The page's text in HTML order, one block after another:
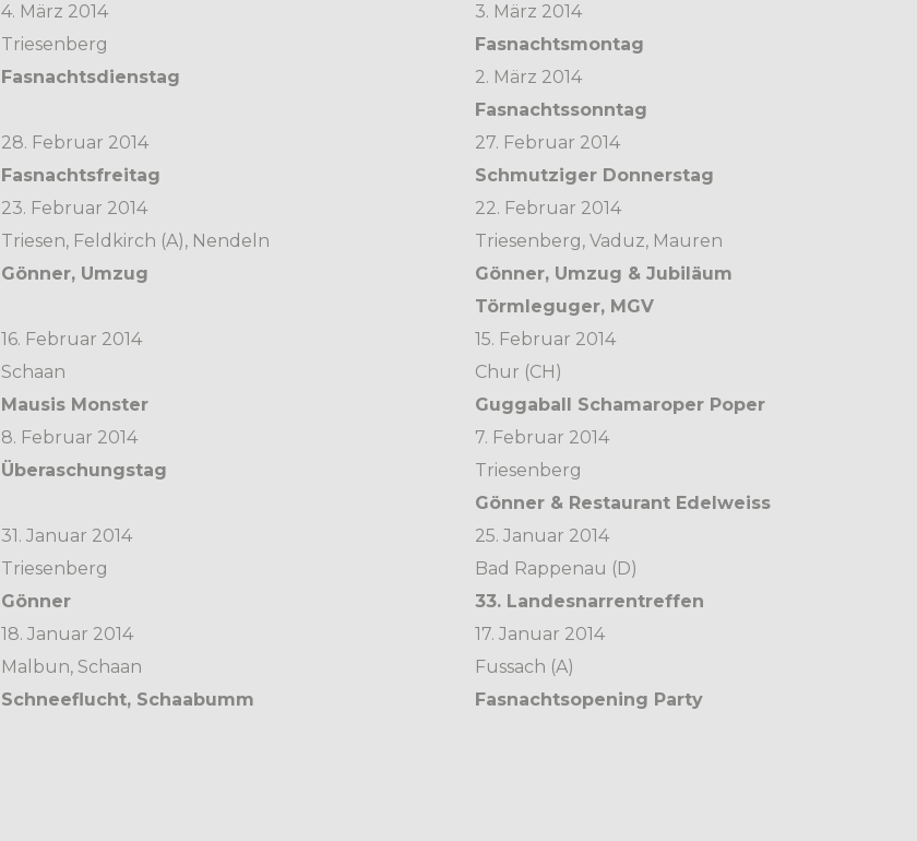
4. März 2014
Triesenberg
Fasnachtsdienstag
3. März 2014
Fasnachtsmontag
2. März 2014
Fasnachtssonntag
28. Februar 2014
Fasnachtsfreitag
27. Februar 2014
Schmutziger Donnerstag
23. Februar 2014
Triesen, Feldkirch (A), Nendeln
Gönner, Umzug
22. Februar 2014
Triesenberg, Vaduz, Mauren
Gönner, Umzug & Jubiläum
Törmleguger, MGV
16. Februar 2014
Schaan
Mausis Monster
15. Februar 2014
Chur (CH)
Guggaball Schamaroper Poper
8. Februar 2014
Überaschungstag
7. Februar 2014
Triesenberg
Gönner & Restaurant Edelweiss
31. Januar 2014
Triesenberg
Gönner
25. Januar 2014
Bad Rappenau (D)
33. Landesnarrentreffen
18. Januar 2014
Malbun, Schaan
Schneeflucht, Schaabumm
17. Januar 2014
Fussach (A)
Fasnachtsopening Party